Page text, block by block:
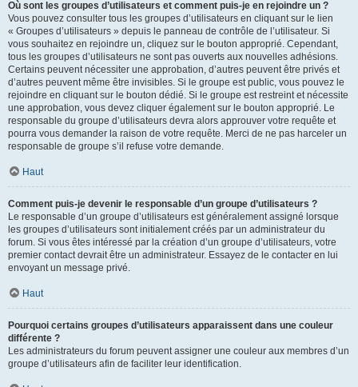
Où sont les groupes d’utilisateurs et comment puis-je en rejoindre un ?
Vous pouvez consulter tous les groupes d’utilisateurs en cliquant sur le lien
« Groupes d’utilisateurs » depuis le panneau de contrôle de l’utilisateur. Si
vous souhaitez en rejoindre un, cliquez sur le bouton approprié. Cependant,
tous les groupes d’utilisateurs ne sont pas ouverts aux nouvelles adhésions.
Certains peuvent nécessiter une approbation, d’autres peuvent être privés et
d’autres peuvent même être invisibles. Si le groupe est public, vous pouvez le
rejoindre en cliquant sur le bouton dédié. Si le groupe est restreint et nécessite
une approbation, vous devez cliquer également sur le bouton approprié. Le
responsable du groupe d’utilisateurs devra alors approuver votre requête et
pourra vous demander la raison de votre requête. Merci de ne pas harceler un
responsable de groupe s’il refuse votre demande.
Haut
Comment puis-je devenir le responsable d’un groupe d’utilisateurs ?
Le responsable d’un groupe d’utilisateurs est généralement assigné lorsque
les groupes d’utilisateurs sont initialement créés par un administrateur du
forum. Si vous êtes intéressé par la création d’un groupe d’utilisateurs, votre
premier contact devrait être un administrateur. Essayez de le contacter en lui
envoyant un message privé.
Haut
Pourquoi certains groupes d’utilisateurs apparaissent dans une couleur
différente ?
Les administrateurs du forum peuvent assigner une couleur aux membres d’un
groupe d’utilisateurs afin de faciliter leur identification.